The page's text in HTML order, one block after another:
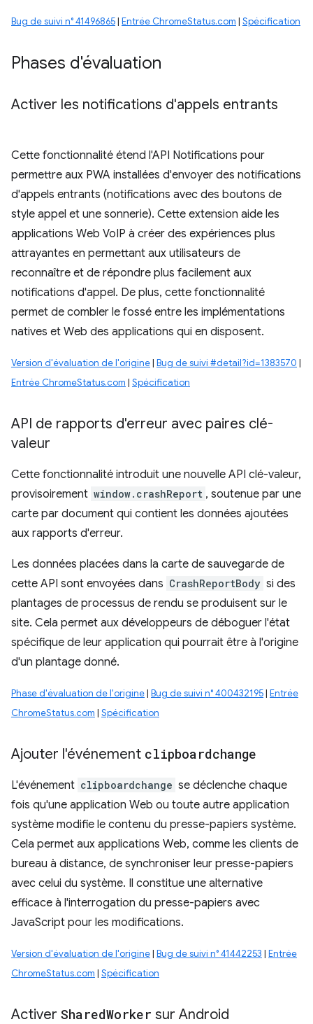
Bug de suivi n° 41496865| Entrée ChromeStatus.com | Spécification
Phases d'évaluation
Activer les notifications d'appels entrants
Cette fonctionnalité étend l'API Notifications pour
permettre aux PWA installées d'envoyer des notifications
d'appels entrants (notifications avec des boutons de
style appel et une sonnerie). Cette extension aide les
applications Web VoIP à créer des expériences plus
attrayantes en permettant aux utilisateurs de
reconnaître et de répondre plus facilement aux
notifications d'appel. De plus, cette fonctionnalité
permet de combler le fossé entre les implémentations
natives et Web des applications qui en disposent.
Version d'évaluation de l'origine| Bug de suivi #detail?id=1383570 |
Entrée ChromeStatus.com | Spécification
API de rapports d'erreur avec paires clé-
valeur
Cette fonctionnalité introduit une nouvelle API clé-valeur,
provisoirement window.crashReport , soutenue par une
carte par document qui contient les données ajoutées
aux rapports d'erreur.
Les données placées dans la carte de sauvegarde de
cette API sont envoyées dans CrashReportBody si des
plantages de processus de rendu se produisent sur le
site. Cela permet aux développeurs de déboguer l'état
spécifique de leur application qui pourrait être à l'origine
d'un plantage donné.
Phase d'évaluation de l'origine| Bug de suivi n° 400432195| Entrée
ChromeStatus.com | Spécification
Ajouter l'événement clipboardchange
L'événement clipboardchange se déclenche chaque
fois qu'une application Web ou toute autre application
système modifie le contenu du presse-papiers système.
Cela permet aux applications Web, comme les clients de
bureau à distance, de synchroniser leur presse-papiers
avec celui du système. Il constitue une alternative
efficace à l'interrogation du presse-papiers avec
JavaScript pour les modifications.
Version d'évaluation de l'origine| Bug de suivi n° 41442253 | Entrée
ChromeStatus.com | Spécification
Activer SharedWorker sur Android